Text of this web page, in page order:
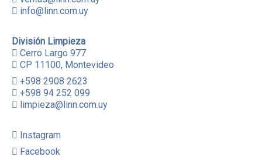
info@linn.com.uy
División Limpieza
Cerro Largo 977
CP 11100, Montevideo
+598 2908 2623
+598 94 252 099
limpieza@linn.com.uy
Instagram
Facebook